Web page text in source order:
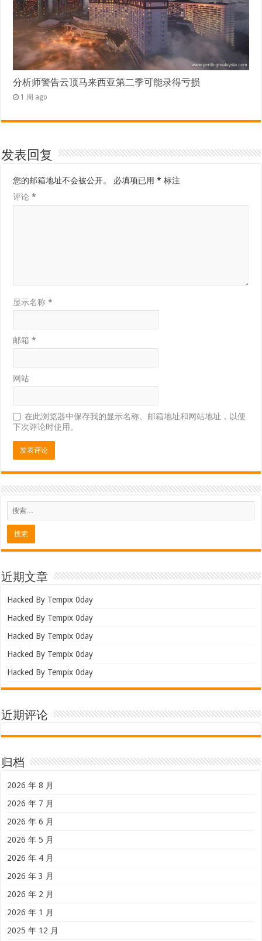
分析师警告云顶马来西亚第二季可能录得亏损
1 周 ago
发表回复
您的邮箱地址不会被公开。 必填项已用* 标注
评论*
显示名称*
邮箱*
网站
在此浏览器中保存我的显示名称、邮箱地址和网站地址，以便
下次评论时使用。
近期文章
Hacked By Tempix 0day
Hacked By Tempix 0day
Hacked By Tempix 0day
Hacked By Tempix 0day
Hacked By Tempix 0day
近期评论
归档
2026 年 8 月
2026 年 7 月
2026 年 6 月
2026 年 5 月
2026 年 4 月
2026 年 3 月
2026 年 2 月
2026 年 1 月
2025 年 12 月